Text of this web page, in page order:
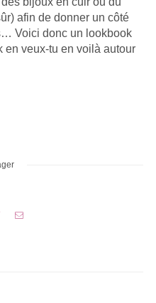
afin de donner un côté
Voici donc un lookbook
en veux-tu en voilà autour